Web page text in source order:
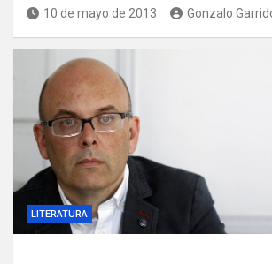
10 de mayo de 2013 Gonzalo
LITERATURA